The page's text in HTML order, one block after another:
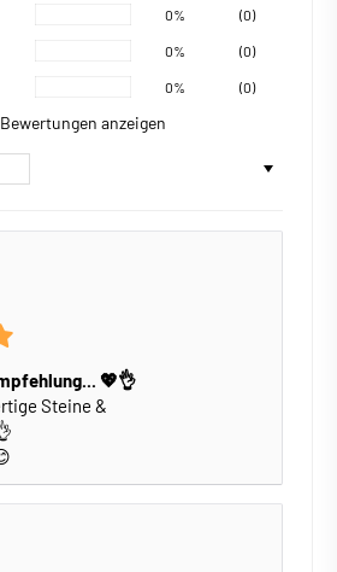
0% (0)
0% (0)
0% (0)
anzeigen
💖👌
Steine &